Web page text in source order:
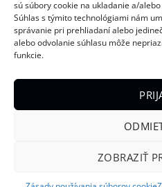
sú súbory cookie na ukladanie a/
Súhlas s týmito technológiami nám
správanie pri prehliadaní alebo
alebo odvolanie súhlasu môže
funkcie.
ZOBRAZIŤ
IČO:46985387
IČ DPH:SK2023689701
Obchodné podmienky